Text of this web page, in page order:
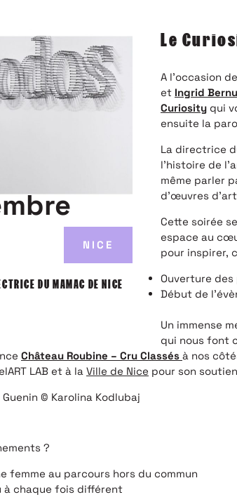
NICE
DU MAMAC DE NICE
Le
A l’occasion
et Ingrid
Curiosity qui
ensuite la
La directrice
l’histoire de
même parler
d’œuvres
Cette soirée
espace au
pour inspirer,
Ouverture des
Début de
Un immense
qui nous font
Château Roubine – Cru Classés à nos
LAB et à la Ville de Nice pour son
Guenin © Karolina Kodlubaj
?
femme au parcours hors du commun
à chaque fois différent